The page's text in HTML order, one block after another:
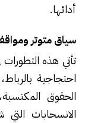
أدائها.
سياق متوتر
تأتي هذه
احتجاجية
الحقوق
الانسحابات